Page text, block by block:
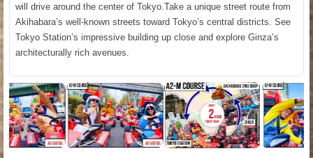
will drive around the center of Tokyo.Take a unique street route from
Akihabara’s well-known streets toward Tokyo’s central districts. See
Tokyo Station’s impressive building up close and explore Ginza’s
architecturally rich avenues.